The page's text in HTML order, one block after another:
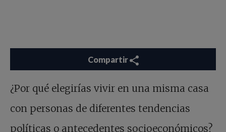
Compartir
¿Por qué elegirías vivir en una misma casa
con personas de diferentes tendencias
políticas o antecedentes socioeconómicos?